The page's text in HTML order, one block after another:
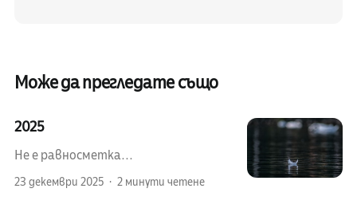
Може да прегледате също
2025
Не е равносметка...
23 декември 2025 2 минути четене